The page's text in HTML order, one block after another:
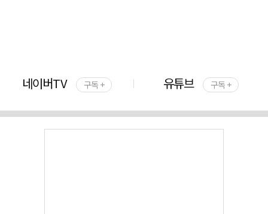
네이버TV 구독 + 유튜브 구독 +